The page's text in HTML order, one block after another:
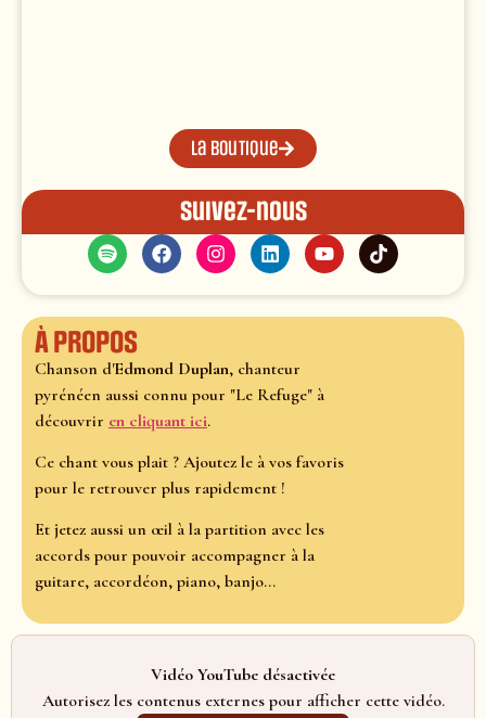
La boutique
Suivez-nous
À propos
Chanson d'Edmond Duplan, chanteur
pyrénéen aussi connu pour "Le Refuge" à
découvrir en cliquant ici.
Ce chant vous plait ? Ajoutez le à vos favoris
pour le retrouver plus rapidement !
Et jetez aussi un œil à la partition avec les
accords pour pouvoir accompagner à la
guitare, accordéon, piano, banjo...
Vidéo YouTube désactivée
Autorisez les contenus externes pour afficher cette vidéo.